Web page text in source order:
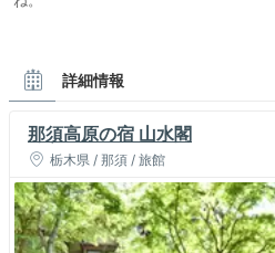
詳細情報
那須高原の宿 山水閣
栃木県 / 那須 / 旅館